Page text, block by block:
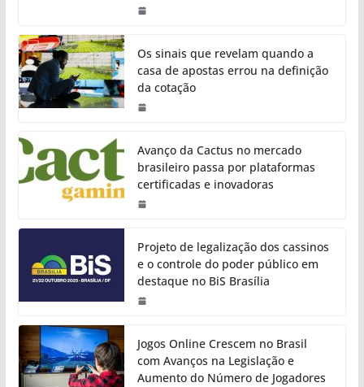
Os sinais que revelam quando a
casa de apostas errou na definição
da cotação
Avanço da Cactus no mercado
brasileiro passa por plataformas
certificadas e inovadoras
Projeto de legalização dos cassinos
e o controle do poder público em
destaque no BiS Brasília
Jogos Online Crescem no Brasil
com Avanços na Legislação e
Aumento do Número de Jogadores